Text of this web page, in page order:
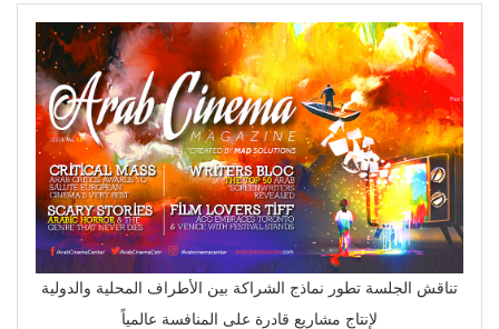
تناقش الجلسة تطور نماذج الشراكة بين الأطراف المحلية والدولية
لإنتاج مشاريع قادرة على المنافسة عالمياً